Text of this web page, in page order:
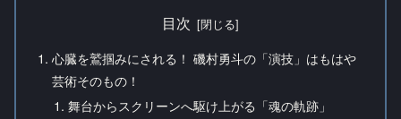
目次
心臓を鷲掴みにされる！ 磯村勇斗の「演技」はもはや
芸術そのもの！
舞台からスクリーンへ駆け上がる「魂の軌跡」